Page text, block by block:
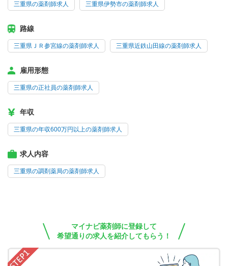
三重県の薬剤師求人 三重県伊勢市の薬剤師求人
路線
三重県ＪＲ参宮線の薬剤師求人 三重県近鉄山田線の薬剤師求人
雇用形態
三重県の正社員の薬剤師求人
年収
三重県の年収600万円以上の薬剤師求人
求人内容
三重県の調剤薬局の薬剤師求人
マイナビ薬剤師に登録して
希望通りの求人を紹介してもらう！